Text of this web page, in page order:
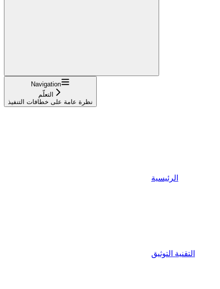
Navigation
التعلّم
نظرة عامة على خطافات التنفيذ
الرئيسية
التقنية التوثيق